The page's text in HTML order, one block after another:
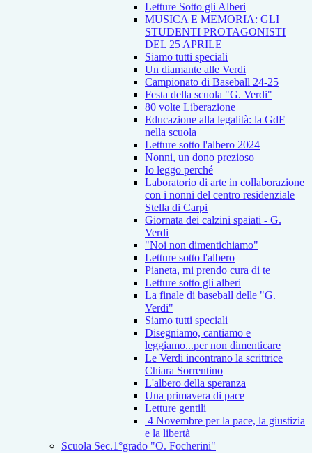
Letture Sotto gli Alberi
MUSICA E MEMORIA: GLI
STUDENTI PROTAGONISTI
DEL 25 APRILE
Siamo tutti speciali
Un diamante alle Verdi
Campionato di Baseball 24-25
Festa della scuola "G. Verdi"
80 volte Liberazione
Educazione alla legalità: la GdF
nella scuola
Letture sotto l'albero 2024
Nonni, un dono prezioso
Io leggo perché
Laboratorio di arte in collaborazione
con i nonni del centro residenziale
Stella di Carpi
Giornata dei calzini spaiati - G.
Verdi
"Noi non dimentichiamo"
Letture sotto l'albero
Pianeta, mi prendo cura di te
Letture sotto gli alberi
La finale di baseball delle "G.
Verdi"
Siamo tutti speciali
Disegniamo, cantiamo e
leggiamo...per non dimenticare
Le Verdi incontrano la scrittrice
Chiara Sorrentino
L'albero della speranza
Una primavera di pace
Letture gentili
4 Novembre per la pace, la giustizia
e la libertà
Scuola Sec.1°grado "O. Focherini"